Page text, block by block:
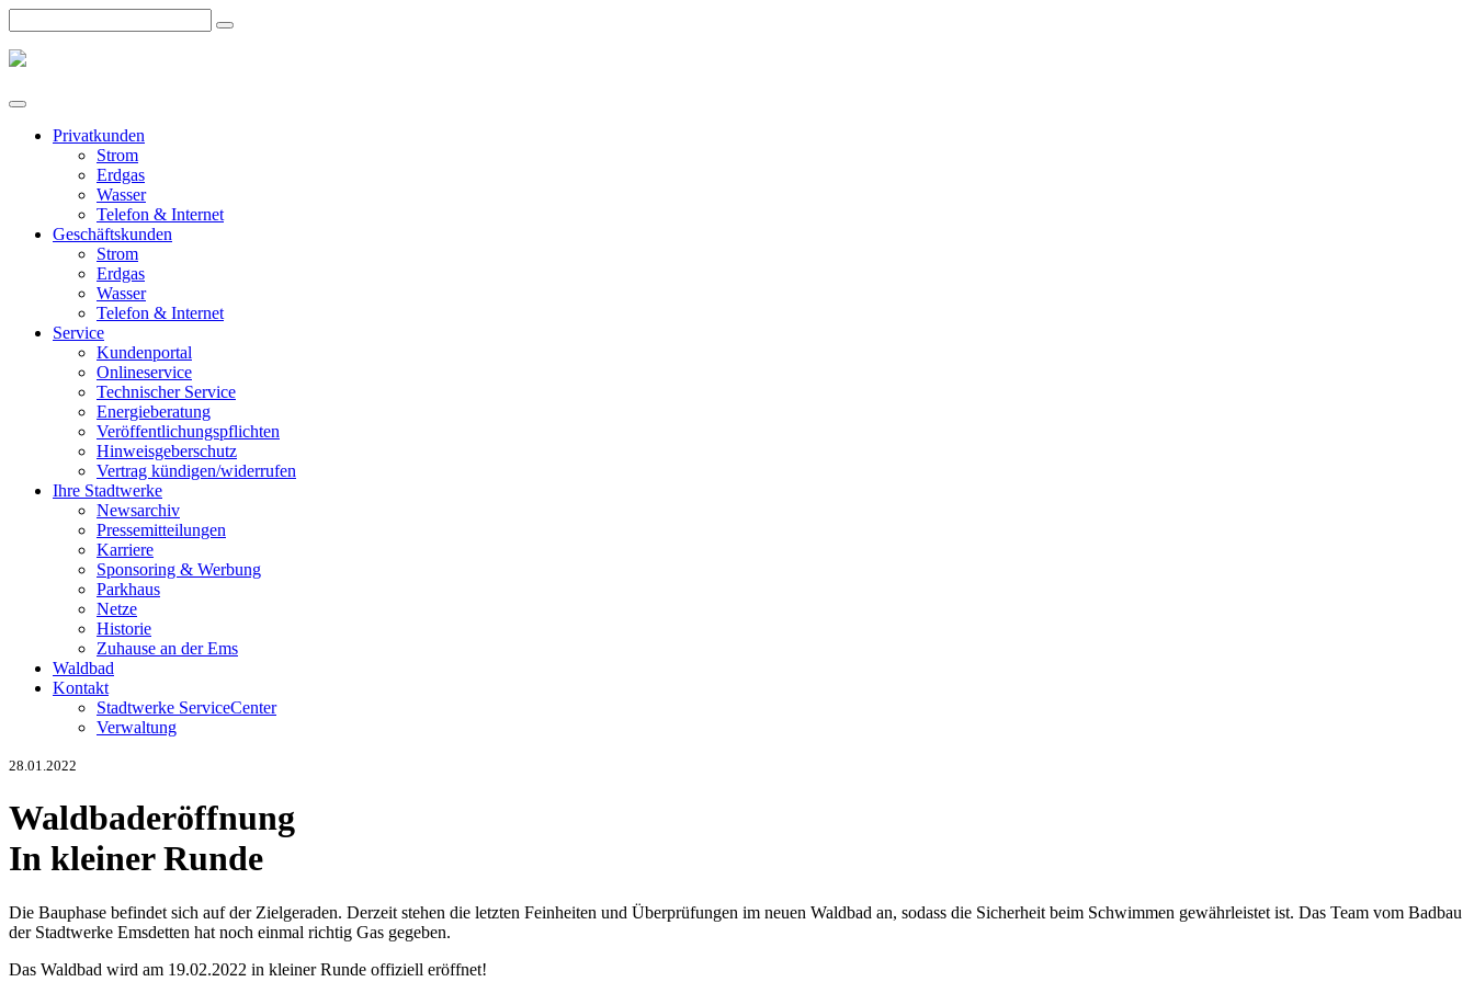
Privatkunden
Strom
Erdgas
Wasser
Telefon & Internet
Geschäftskunden
Strom
Erdgas
Wasser
Telefon & Internet
Service
Kundenportal
Onlineservice
Technischer Service
Energieberatung
Veröffentlichungspflichten
Hinweisgeberschutz
Vertrag kündigen/widerrufen
Ihre Stadtwerke
Newsarchiv
Pressemitteilungen
Karriere
Sponsoring & Werbung
Parkhaus
Netze
Historie
Zuhause an der Ems
Waldbad
Kontakt
Stadtwerke ServiceCenter
Verwaltung
28.01.2022
Waldbaderöffnung
In kleiner Runde
Die Bauphase befindet sich auf der Zielgeraden. Derzeit stehen die letzten Feinheiten und Überprüfungen im neuen Waldbad an, sodass die Sicherheit beim Schwimmen gewährleistet ist. Das Team vom Badbau
der Stadtwerke Emsdetten hat noch einmal richtig Gas gegeben.
Das Waldbad wird am 19.02.2022 in kleiner Runde offiziell eröffnet!